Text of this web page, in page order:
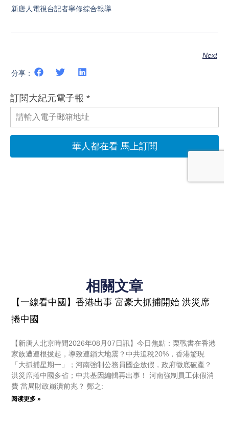
新唐人電視台記者寧修綜合報導
Next
分享：
相關文章
【一線看中國】香港出事 富豪大抓捕開始 洪災席
捲中國
【新唐人北京時間2026年08月07日訊】今日焦點：栗戰書在香港
家族遭連根拔起，導致連鎖大地震？中共追稅20%，香港驚現
「大抓捕星期一」；河南強制公務員國企放假，政府徹底破產？
洪災席捲中國多省；中共基因編輯再出事！ 河南強制員工休假消
費 當局財政崩潰前兆？ 鄭之:
阅读更多 »